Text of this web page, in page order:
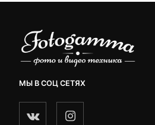
МЫ В СОЦ СЕТЯХ